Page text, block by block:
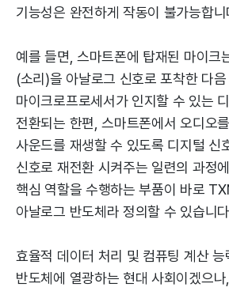
기능성은 완전하게 작동이 불가능합니
예를 들면, 스마트폰에 탑재된 마이크
(소리)을 아날로그 신호로 포착한 다
마이크로프로세서가 인지할 수 있는
전환되는 한편, 스마트폰에서 오디오
사운드를 재생할 수 있도록 디지털 신
신호로 재전환 시켜주는 일련의 과정
핵심 역할을 수행하는 부품이 바로
아날로그 반도체라 정의할 수 있습니
효율적 데이터 처리 및 컴퓨팅 계산 능
반도체에 열광하는 현대 사회이겠으